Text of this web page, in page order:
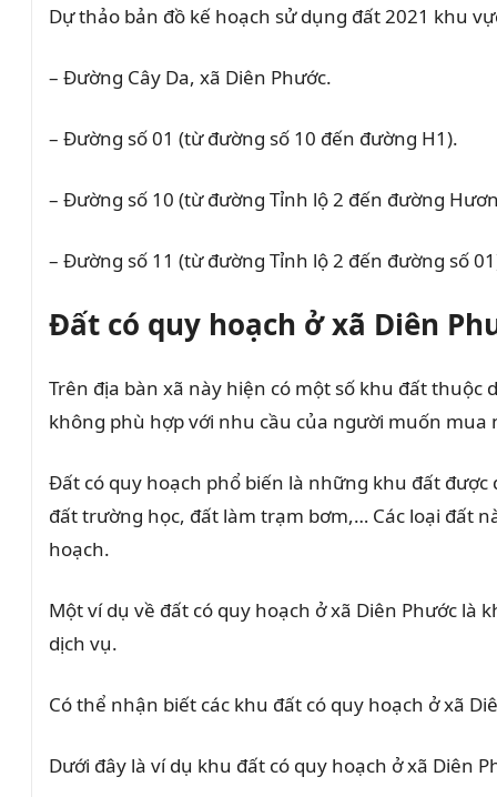
Dự thảo bản đồ kế hoạch sử dụng đất 2021 khu
– Đường Cây Da, xã Diên Phước.
– Đường số 01 (từ đường số 10 đến đường H1).
– Đường số 10 (từ đường Tỉnh lộ 2 đến đường
– Đường số 11 (từ đường Tỉnh lộ 2 đến đường số
Đất có quy hoạch ở xã Diên
Trên địa bàn xã này hiện có một số khu đất thuộc
không phù hợp với nhu cầu của người muốn mua
Đất có quy hoạch phổ biến là những khu đất
đất trường học, đất làm trạm bơm,… Các loại đất
hoạch.
Một ví dụ về đất có quy hoạch ở xã Diên Phước
dịch vụ.
Có thể nhận biết các khu đất có quy hoạch ở xã
Dưới đây là ví dụ khu đất có quy hoạch ở xã Diên